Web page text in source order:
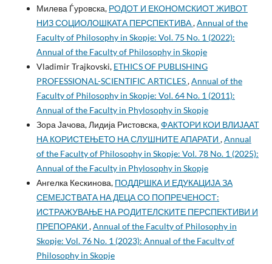
Милева Ѓуровска, РОДОТ И ЕКОНОМСКИОТ ЖИВОТ
НИЗ СОЦИОЛОШКАТА ПЕРСПЕКТИВА,Annual of the
Faculty of Philosophy in Skopje: Vol. 75 No. 1 (2022):
Annual of the Faculty of Philosophy in Skopje
Vladimir Trajkovski, ETHICS OF PUBLISHING
PROFESSIONAL-SCIENTIFIC ARTICLES,Annual of the
Faculty of Philosophy in Skopje: Vol. 64 No. 1 (2011):
Annual of the Faculty in Phylosophy in Skopje
Зора Јачова, Лидија Ристовска,ФАКТОРИ КОИ ВЛИЈААТ
НА КОРИСТЕЊЕТО НА СЛУШНИТЕ АПАРАТИ ,Annual
of the Faculty of Philosophy in Skopje: Vol. 78 No. 1 (2025):
Annual of the Faculty in Phylosophy in Skopje
Ангелка Кескинова, ПОДДРШКА И ЕДУКАЦИЈА ЗА
СЕМЕЈСТВАТА НА ДЕЦА СО ПОПРЕЧЕНОСТ:
ИСТРАЖУВАЊЕ НА РОДИТЕЛСКИТЕ ПЕРСПЕКТИВИ И
ПРЕПОРАКИ ,Annual of the Faculty of Philosophy in
Skopje: Vol. 76 No. 1 (2023): Annual of the Faculty of
Philosophy in Skopje